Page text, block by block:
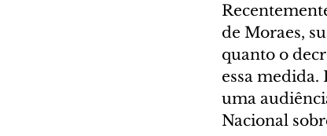
de Moraes,
quanto o
essa
uma
Nacional